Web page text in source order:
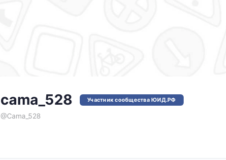
cama_528 Участник сообщества ЮИД.РФ
@Cama_528